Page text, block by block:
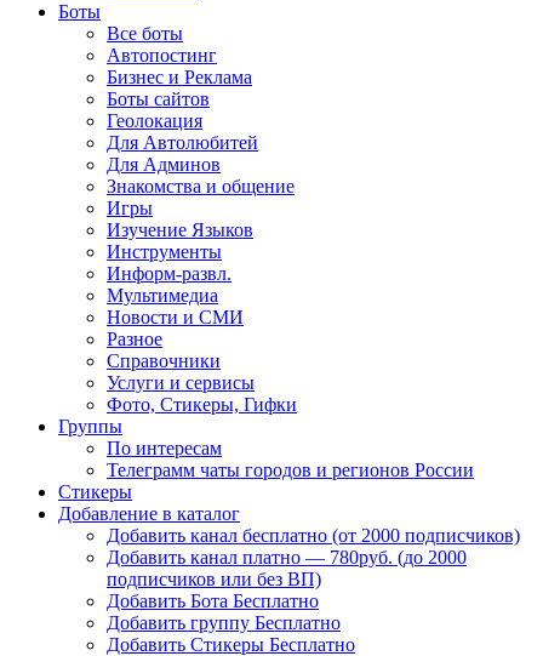
Боты
Все боты
Автопостинг
Бизнес и Реклама
Боты сайтов
Геолокация
Для Автолюбитей
Для Админов
Знакомства и общение
Игры
Изучение Языков
Инструменты
Информ-развл.
Мультимедиа
Новости и СМИ
Разное
Справочники
Услуги и сервисы
Фото, Стикеры, Гифки
Группы
По интересам
Телеграмм чаты городов и регионов России
Стикеры
Добавление в каталог
Добавить канал бесплатно (от 2000 подписчиков)
Добавить канал платно — 780руб. (до 2000
подписчиков или без ВП)
Добавить Бота Бесплатно
Добавить группу Бесплатно
Добавить Стикеры Бесплатно